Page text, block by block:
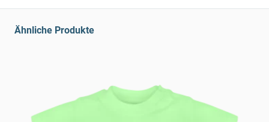
Ähnliche Produkte